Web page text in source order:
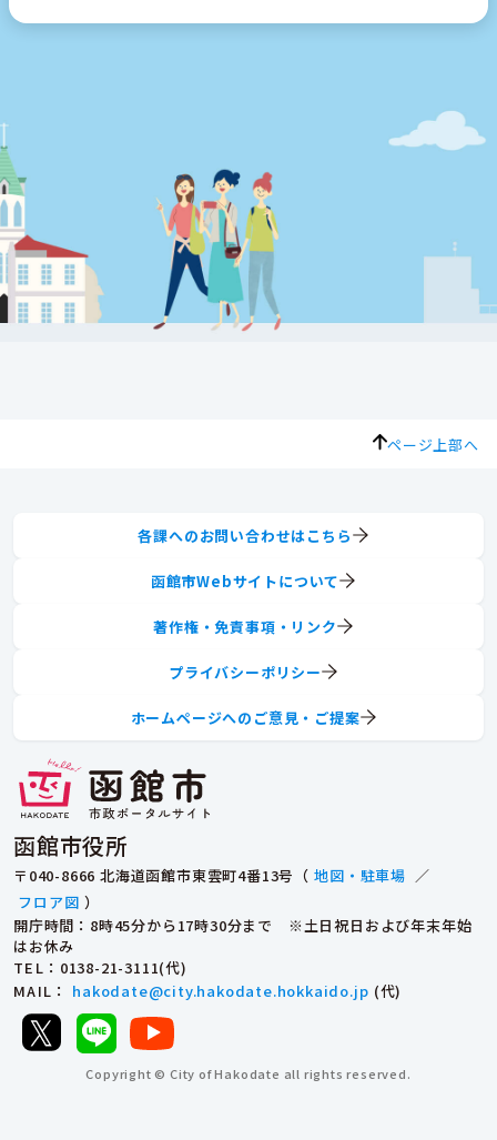
ページ上部へ
函館市役所
〒040-8666 北海道函館市東雲町4番13号（ 地図・駐車場 ／
フロア図 ）
開庁時間：8時45分から17時30分まで ※土日祝日および年末年始
はお休み
TEL ：0138-21-3111(代)
MAIL ： hakodate@city.hakodate.hokkaido.jp (代)
各課へのお問い合わせはこちら
函館市Webサイトについて
著作権・免責事項・リンク
プライバシーポリシー
ホームページへのご意見・ご提案
Copyright © City of Hakodate all rights reserved.